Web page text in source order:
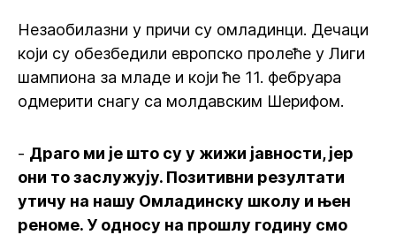
Незаобилазни у причи су омладинци. Дечаци
који су обезбедили европско пролеће у Лиги
шампиона за младе и који ће 11. фебруара
одмерити снагу са молдавским Шерифом.
- Драго ми је што су у жижи јавности, јер
они то заслужују. Позитивни резултати
утичу на нашу Омладинску школу и њен
реноме. У односу на прошлу годину смо